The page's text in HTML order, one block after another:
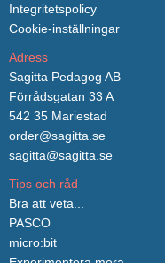
Integritetspolicy
Cookie-inställningar
Adress
Sagitta Pedagog AB
Förrådsgatan 33 A
542 35 Mariestad
order@sagitta.se
sagitta@sagitta.se
Tips och råd
Bra att veta...
PASCO
micro:bit